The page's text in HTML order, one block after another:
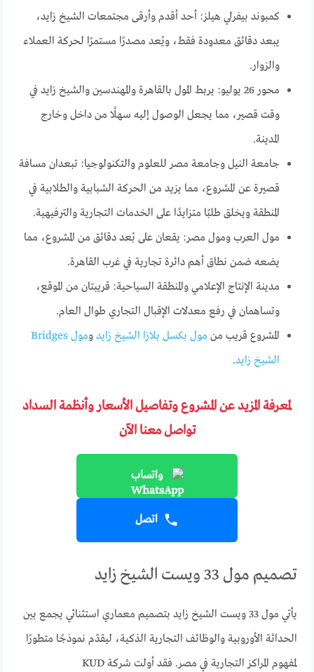
كمبوند بيفرلي هيلز: أحد أقدم وأرقى مجتمعات الشيخ زايد،
يبعد دقائق معدودة فقط، ويُعد مصدرًا مستمرًا لحركة العملاء
والزوار.
محور 26 يوليو: يربط المول بالقاهرة والمهندسين والشيخ زايد في
وقت قصير، مما يجعل الوصول إليه سهلًا من داخل وخارج
المدينة.
جامعة النيل وجامعة مصر للعلوم والتكنولوجيا: تبعدان مسافة
قصيرة عن المشروع، مما يزيد من الحركة الشبابية والطلابية في
المنطقة ويخلق طلبًا متزايدًا على الخدمات التجارية والترفيهية.
مول العرب ومول مصر: يقعان على بُعد دقائق من المشروع، مما
يضعه ضمن نطاق أهم دائرة تجارية في غرب القاهرة.
مدينة الإنتاج الإعلامي والمنطقة السياحية: قريبتان من الموقع،
وتساهمان في رفع معدلات الإقبال التجاري طوال العام.
المشروع قريب من مول بكسل بلازا الشيخ زايد و
مول Bridges
الشيخ زايد.
لمعرفة المزيد عن المشروع وتفاصيل الأسعار وأنظمة السداد
تواصل معنا الآن
واتساب
اتصل
تصميم مول 33 ويست الشيخ زايد
يأتي مول 33 ويست الشيخ زايد بتصميم معماري استثنائي يجمع بين
الحداثة الأوروبية والوظائف التجارية الذكية، ليقدّم نموذجًا متطورًا
لمفهوم المراكز التجارية في مصر. فقد أولت شركة KUD